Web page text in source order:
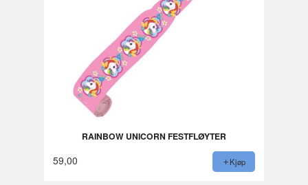
RAINBOW UNICORN FESTFLØYTER
59,00 Kjøp